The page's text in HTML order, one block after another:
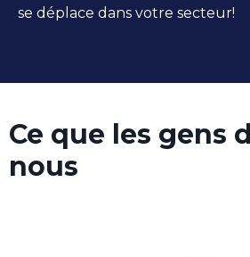
se déplace dans votre secteur!
Ce que les gens
nous